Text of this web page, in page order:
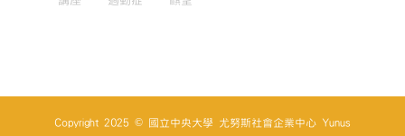
Copyright 2025 © 國立中央大學 尤努斯社會企業中心 Yunus